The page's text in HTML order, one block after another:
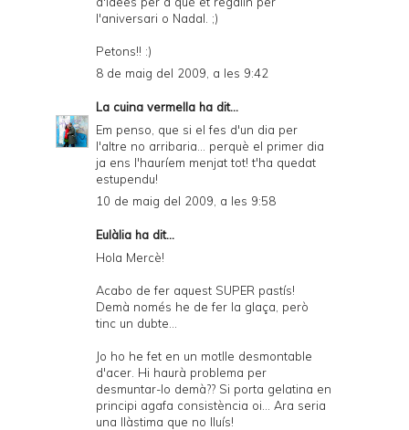
l'aniversari o Nadal. ;)
Petons!! :)
8 de maig del 2009, a les 9:42
La cuina vermella ha dit...
Em penso, que si el fes d'un dia per
l'altre no arribaria... perquè el primer dia
ja ens l'hauríem menjat tot! t'ha quedat
estupendu!
10 de maig del 2009, a les 9:58
Eulàlia ha dit...
Hola Mercè!
Acabo de fer aquest SUPER pastís!
Demà només he de fer la glaça, però
tinc un dubte...
Jo ho he fet en un motlle desmontable
d'acer. Hi haurà problema per
desmuntar-lo demà?? Si porta gelatina en
principi agafa consistència oi... Ara seria
una llàstima que no lluís!